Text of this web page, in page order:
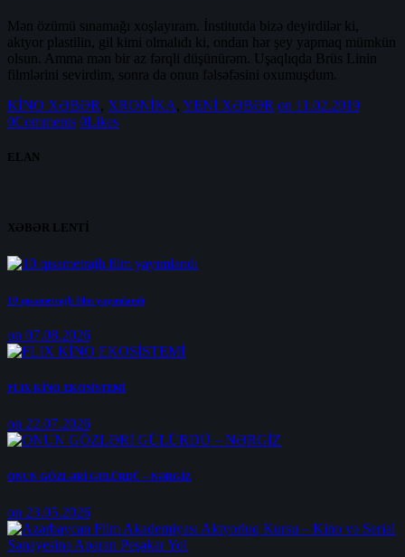
Mən özümü sınamağı xoşlayıram. İnstitutda bizə deyirdilər ki,
aktyor plastilin, gil kimi olmalıdı ki, ondan hər şey yapmaq mümkün
olsun. Amma mən bir az fərqli düşünürəm. Uşaqlıqda Brüs Linin
filmlərini sevirdim, sonra da onun fəlsəfəsini oxumuşdum.
KİNO XƏBƏR, XRONİKA, YENİ XƏBƏR on 11.02.2019
0Comments 0Likes
ELAN
XƏBƏR LENTİ
10 qısametrajlı film yayımlandı
on 07.08.2026
FLIX KİNO EKOSİSTEMİ
on 22.07.2026
ONUN GÖZLƏRİ GÜLÜRDÜ – NƏRGİZ
on 23.05.2026